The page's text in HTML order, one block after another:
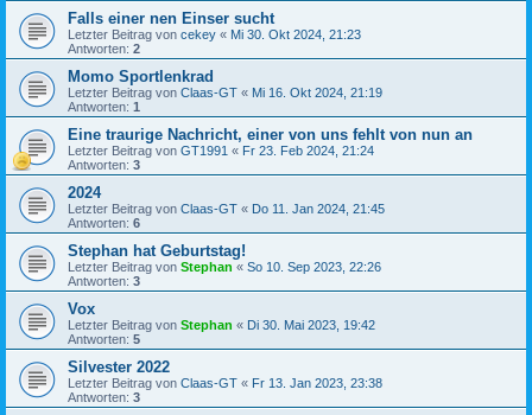
Falls einer nen Einser sucht
Letzter Beitrag von cekey « Mi 30. Okt 2024, 21:23
Antworten: 2
Momo Sportlenkrad
Letzter Beitrag von Claas-GT « Mi 16. Okt 2024, 21:19
Antworten: 1
Eine traurige Nachricht, einer von uns fehlt von nun an
Letzter Beitrag von GT1991 « Fr 23. Feb 2024, 21:24
Antworten: 3
2024
Letzter Beitrag von Claas-GT « Do 11. Jan 2024, 21:45
Antworten: 6
Stephan hat Geburtstag!
Letzter Beitrag von Stephan « So 10. Sep 2023, 22:26
Antworten: 3
Vox
Letzter Beitrag von Stephan « Di 30. Mai 2023, 19:42
Antworten: 5
Silvester 2022
Letzter Beitrag von Claas-GT « Fr 13. Jan 2023, 23:38
Antworten: 3